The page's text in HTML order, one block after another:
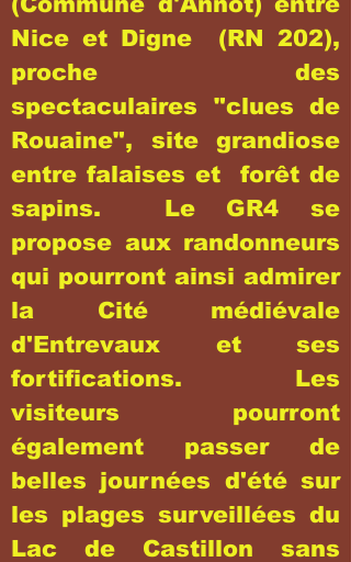
Nice et Digne (RN 202),
proche des
spectaculaires "clues de
Rouaine", site grandiose
entre falaises et forêt de
sapins. Le GR4 se
propose aux randonneurs
qui pourront ainsi admirer
la Cité médiévale
d'Entrevaux et ses
fortifications. Les
visiteurs pourront
également passer de
belles journées d'été sur
les plages surveillées du
Lac de Castillon sans